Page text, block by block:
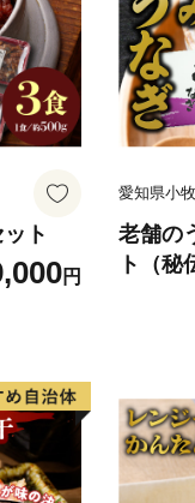
ト
円
愛知県小
老舗の
ト（